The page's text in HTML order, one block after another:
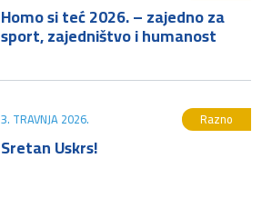
Homo si teć 2026. – zajedno za
sport, zajedništvo i humanost
3. TRAVNJA 2026. Razno
Sretan Uskrs!